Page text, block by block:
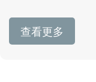
查看更多